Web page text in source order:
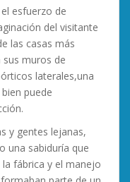
esfuerzo de
del visitante
las casas más
sus muros de
laterales,una
puede
y gentes lejanas,
una sabiduría que
fábrica y el manejo